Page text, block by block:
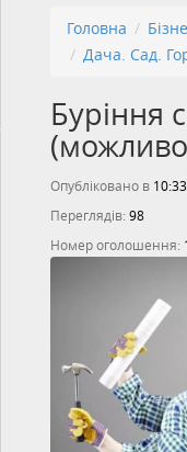
Головна
Дача. Сад.
Буріння
Опубліковано в
Переглядів: 98
Номер оголошення: